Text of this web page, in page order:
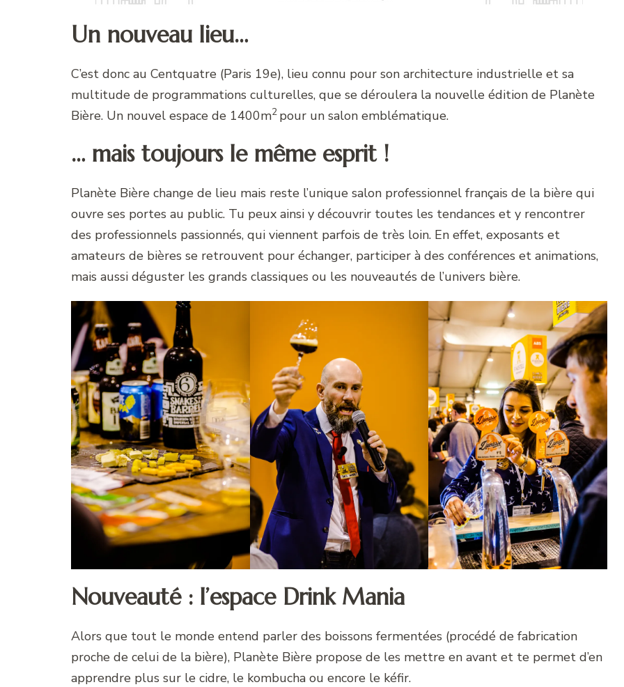
Un nouveau lieu…
C’est donc au Centquatre (Paris 19e), lieu connu pour son architecture industrielle et sa
multitude de programmations culturelles, que se déroulera la nouvelle édition de Planète
Bière. Un nouvel espace de 1400m2 pour un salon emblématique.
… mais toujours le même esprit !
Planète Bière change de lieu mais reste l’unique salon professionnel français de la bière qui
ouvre ses portes au public. Tu peux ainsi y découvrir toutes les tendances et y rencontrer
des professionnels passionnés, qui viennent parfois de très loin. En effet, exposants et
amateurs de bières se retrouvent pour échanger, participer à des conférences et animations,
mais aussi déguster les grands classiques ou les nouveautés de l’univers bière.
Nouveauté : l’espace Drink Mania
Alors que tout le monde entend parler des boissons fermentées (procédé de fabrication
proche de celui de la bière), Planète Bière propose de les mettre en avant et te permet d’en
apprendre plus sur le cidre, le kombucha ou encore le kéfir.